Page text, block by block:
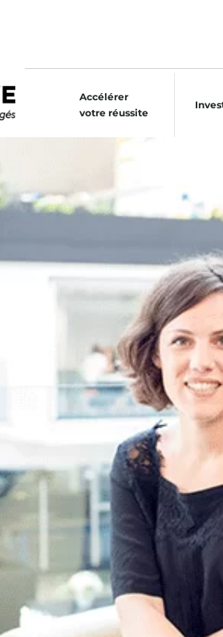
Accélérer
votre réussite